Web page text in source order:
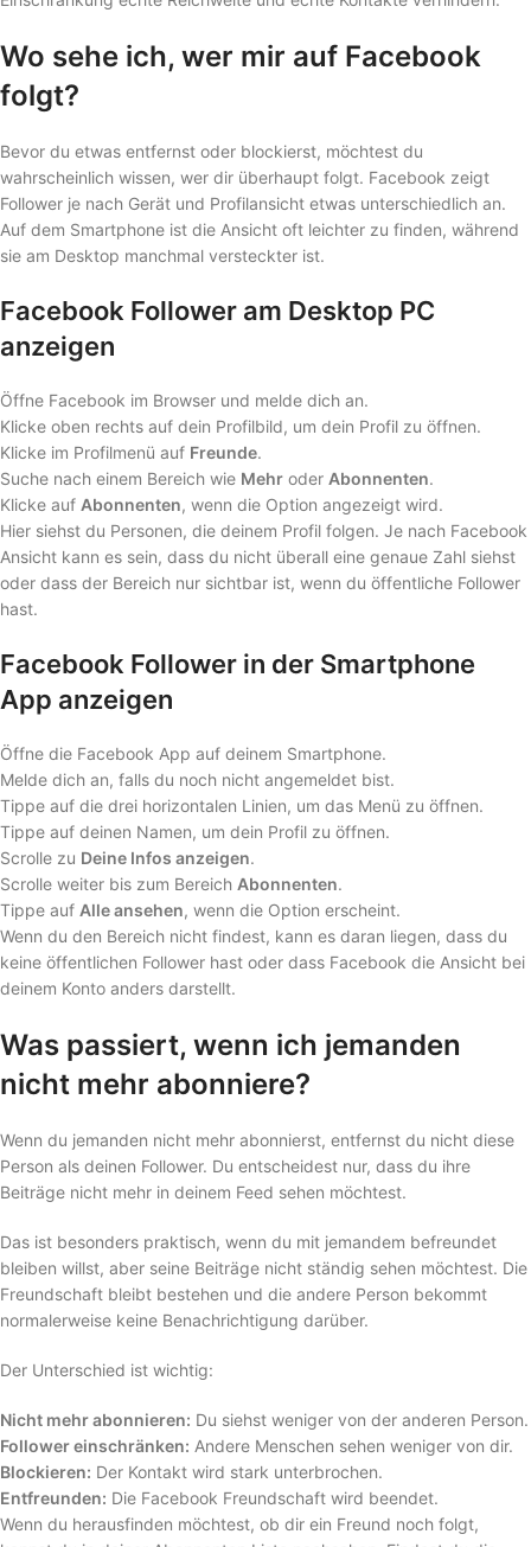
Wo sehe ich, wer mir auf Facebook
folgt?
Bevor du etwas entfernst oder blockierst, möchtest du
wahrscheinlich wissen, wer dir überhaupt folgt. Facebook zeigt
Follower je nach Gerät und Profilansicht etwas unterschiedlich an.
Auf dem Smartphone ist die Ansicht oft leichter zu finden, während
sie am Desktop manchmal versteckter ist.
Facebook Follower am Desktop PC
anzeigen
Öffne Facebook im Browser und melde dich an.
Klicke oben rechts auf dein Profilbild, um dein Profil zu öffnen.
Klicke im Profilmenü auf Freunde.
Suche nach einem Bereich wie Mehr oder Abonnenten.
Klicke auf Abonnenten, wenn die Option angezeigt wird.
Hier siehst du Personen, die deinem Profil folgen. Je nach Facebook
Ansicht kann es sein, dass du nicht überall eine genaue Zahl siehst
oder dass der Bereich nur sichtbar ist, wenn du öffentliche Follower
hast.
Facebook Follower in der Smartphone
App anzeigen
Öffne die Facebook App auf deinem Smartphone.
Melde dich an, falls du noch nicht angemeldet bist.
Tippe auf die drei horizontalen Linien, um das Menü zu öffnen.
Tippe auf deinen Namen, um dein Profil zu öffnen.
Scrolle zu Deine Infos anzeigen.
Scrolle weiter bis zum Bereich Abonnenten.
Tippe auf Alle ansehen, wenn die Option erscheint.
Wenn du den Bereich nicht findest, kann es daran liegen, dass du
keine öffentlichen Follower hast oder dass Facebook die Ansicht bei
deinem Konto anders darstellt.
Was passiert, wenn ich jemanden
nicht mehr abonniere?
Wenn du jemanden nicht mehr abonnierst, entfernst du nicht diese
Person als deinen Follower. Du entscheidest nur, dass du ihre
Beiträge nicht mehr in deinem Feed sehen möchtest.
Das ist besonders praktisch, wenn du mit jemandem befreundet
bleiben willst, aber seine Beiträge nicht ständig sehen möchtest. Die
Freundschaft bleibt bestehen und die andere Person bekommt
normalerweise keine Benachrichtigung darüber.
Der Unterschied ist wichtig:
Nicht mehr abonnieren: Du siehst weniger von der anderen Person.
Follower einschränken: Andere Menschen sehen weniger von dir.
Blockieren: Der Kontakt wird stark unterbrochen.
Entfreunden: Die Facebook Freundschaft wird beendet.
Wenn du herausfinden möchtest, ob dir ein Freund noch folgt,